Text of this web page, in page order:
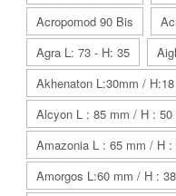
Acropomod 90 Bis
Agra L: 73 - H: 35
Akhenaton L:30mm /
Alcyon L : 85 mm / H : 50
Amazonia L : 65 mm / H :
Amorgos L:60 mm / H :